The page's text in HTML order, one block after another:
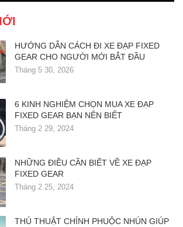
HƯỚNG DẪN CÁCH ĐI XE ĐẠP FIXED
GEAR CHO NGƯỜI MỚI BẮT ĐẦU
Tháng 5 30, 2026
6 KINH NGHIỆM CHỌN MUA XE ĐẠP
FIXED GEAR BẠN NÊN BIẾT
Tháng 2 29, 2024
NHỮNG ĐIỀU CẦN BIẾT VỀ XE ĐẠP
FIXED GEAR
Tháng 2 25, 2024
THỦ THUẬT CHỈNH PHUỘC NHÚN GIÚP